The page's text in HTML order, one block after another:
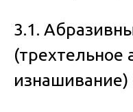
3.1.
(трехтельное
изнашивание)